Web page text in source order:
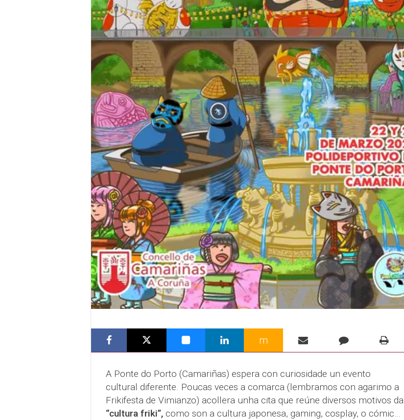
m
A Ponte do Porto (Camariñas) espera con curiosidade un evento
cultural diferente. Poucas veces a comarca (lembramos con agarimo a
Frikifesta de Vimianzo) acollera unha cita que reúne diversos motivos da
“cultura friki”,como son a cultura japonesa, gaming, cosplay, o cómic…